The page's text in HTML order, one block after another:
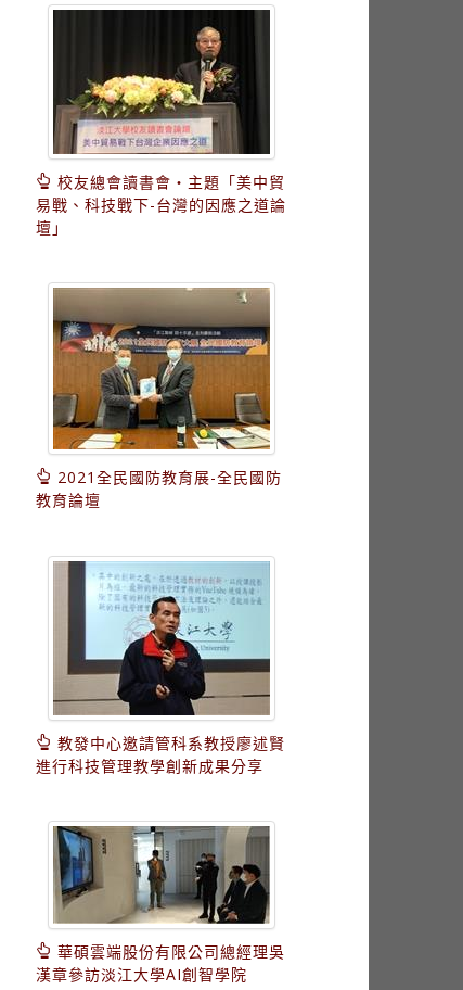
校友總會讀書會‧主題「美中貿
易戰、科技戰下-台灣的因應之道論
壇」
2021全民國防教育展-全民國防
教育論壇
教發中心邀請管科系教授廖述賢
進行科技管理教學創新成果分享
華碩雲端股份有限公司總經理吳
漢章參訪淡江大學AI創智學院